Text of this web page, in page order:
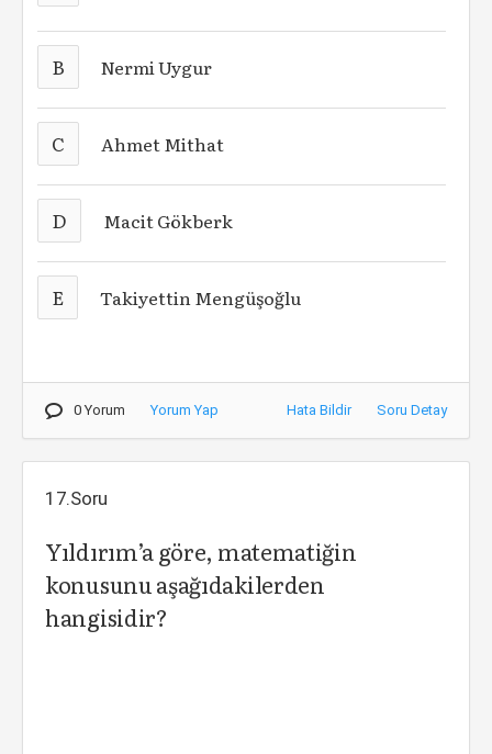
B Nermi Uygur
C Ahmet Mithat
D Macit Gökberk
E Takiyettin Mengüşoğlu
0 Yorum Yorum Yap Hata Bildir Soru Detay
17.Soru
Yıldırım’a göre, matematiğin
konusunu aşağıdakilerden
hangisidir?